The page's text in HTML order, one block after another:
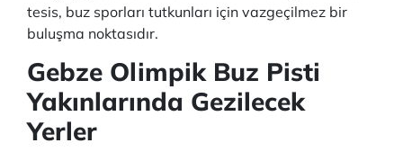
tesis, buz sporları tutkunları için vazgeçilmez bir
buluşma noktasıdır.
Gebze Olimpik Buz Pisti
Yakınlarında Gezilecek
Yerler